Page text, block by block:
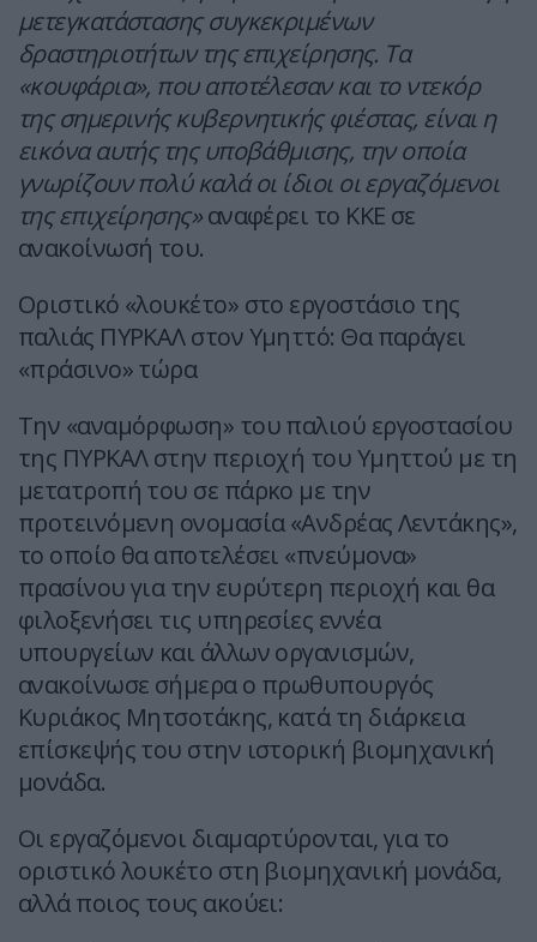
μετεγκατάστασης συγκεκριμένων
δραστηριοτήτων της επιχείρησης. Τα
«κουφάρια», που αποτέλεσαν και το ντεκόρ
της σημερινής κυβερνητικής φιέστας, είναι η
εικόνα αυτής της υποβάθμισης, την οποία
γνωρίζουν πολύ καλά οι ίδιοι οι εργαζόμενοι
της επιχείρησης»αναφέρει το ΚΚΕ σε
ανακοίνωσή του.
Οριστικό «λουκέτο» στο εργοστάσιο της
παλιάς ΠΥΡΚΑΛ στον Υμηττό: Θα παράγει
«πράσινο» τώρα
Την «αναμόρφωση» του παλιού εργοστασίου
της ΠΥΡΚΑΛ στην περιοχή του Υμηττού με τη
μετατροπή του σε πάρκο με την
προτεινόμενη ονομασία «Ανδρέας Λεντάκης»,
το οποίο θα αποτελέσει «πνεύμονα»
πρασίνου για την ευρύτερη περιοχή και θα
φιλοξενήσει τις υπηρεσίες εννέα
υπουργείων και άλλων οργανισμών,
ανακοίνωσε σήμερα ο πρωθυπουργός
Κυριάκος Μητσοτάκης, κατά τη διάρκεια
επίσκεψής του στην ιστορική βιομηχανική
μονάδα.
Οι εργαζόμενοι διαμαρτύρονται, για το
οριστικό λουκέτο στη βιομηχανική μονάδα,
αλλά ποιος τους ακούει: